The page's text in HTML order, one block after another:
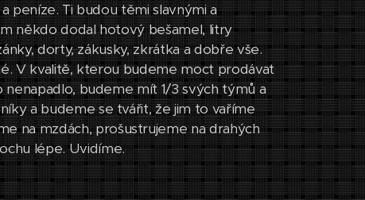
peníze. Ti budou těmi slavnými a
někdo dodal hotový bešamel, litry
dorty, zákusky, zkrátka a dobře vše.
V kvalitě, kterou budeme moct prodávat
budeme mít 1/3 svých týmů a
a budeme se tvářit, že jim to vaříme
na mzdách, prošustrujeme na drahých
lépe. Uvidíme.